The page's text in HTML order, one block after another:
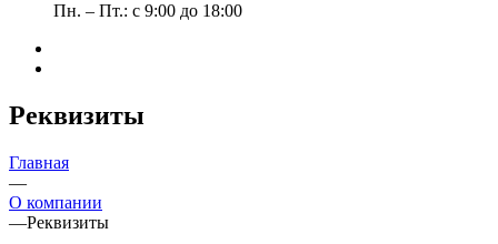
Пн. – Пт.: с 9:00 до 18:00
Реквизиты
Главная
—
О компании
—Реквизиты